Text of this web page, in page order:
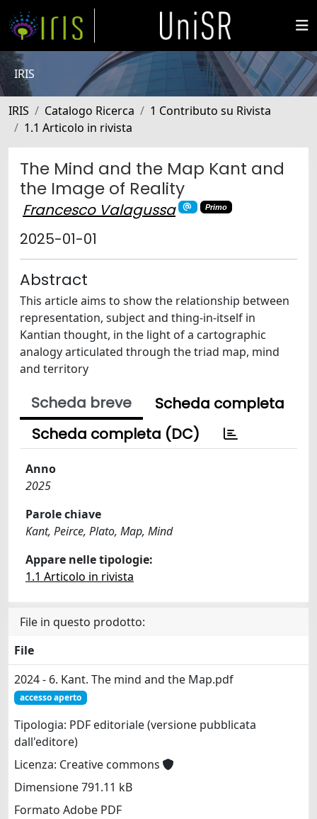
IRIS
IRIS Catalogo Ricerca
1 Contributo su Rivista
1.1 Articolo in rivista
The Mind and the Map Kant and
the Image of Reality
Francesco Valagussa Primo
2025-01-01
Abstract
This article aims to show the relationship between
representation, subject and thing-in-itself in
Kantian thought, in the light of a cartographic
analogy articulated through the triad map, mind
and territory
Scheda breve
Scheda completa
Scheda completa (DC)
Anno
2025
Parole chiave
Kant, Peirce, Plato, Map, Mind
Appare nelle tipologie:
1.1 Articolo in rivista
File in questo prodotto:
File
2024 - 6. Kant. The mind and the Map.pdf
accesso aperto
Tipologia: PDF editoriale (versione pubblicata
dall'editore)
Licenza: Creative commons
Dimensione 791.11 kB
Formato Adobe PDF